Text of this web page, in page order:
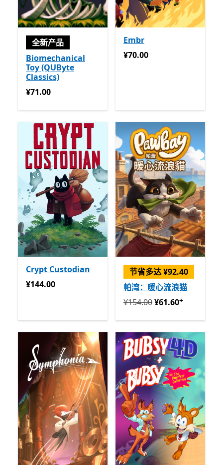
全新产品
Biomechanical
Toy (QUByte
Classics)
¥71.00
¥71.00
Embr
¥70.00
¥70.00
Crypt Custodian
¥144.00
¥144.00
节省多达 ¥92.40
帕湾：暖心流浪猫
回到初始状态 ¥154.00 开始
¥154.00¥61.60+